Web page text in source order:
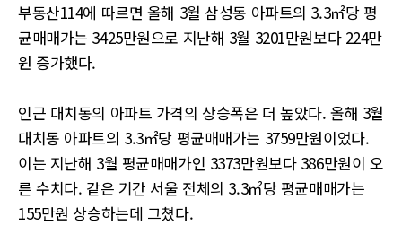
부동산114에 따르면 올해 3월 삼성동 아파트의 3.3㎡당 평
균매매가는 3425만원으로 지난해 3월 3201만원보다 224만
원 증가했다.
인근 대치동의 아파트 가격의 상승폭은 더 높았다. 올해 3월
대치동 아파트의 3.3㎡당 평균매매가는 3759만원이었다.
이는 지난해 3월 평균매매가인 3373만원보다 386만원이 오
른 수치다. 같은 기간 서울 전체의 3.3㎡당 평균매매가는
155만원 상승하는데 그쳤다.